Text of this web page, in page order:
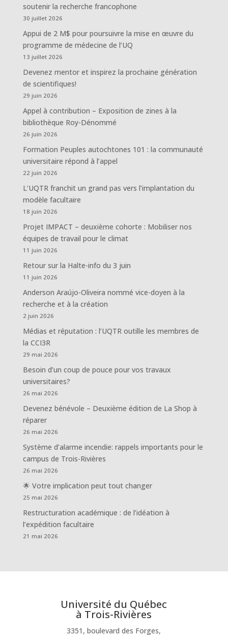
soutenir la recherche francophone
30 juillet 2026
Appui de 2 M$ pour poursuivre la mise en œuvre du
programme de médecine de l’UQ
13 juillet 2026
Devenez mentor et inspirez la prochaine génération
de scientifiques!
29 juin 2026
Appel à contribution – Exposition de zines à la
bibliothèque Roy-Dénommé
26 juin 2026
Formation Peuples autochtones 101 : la communauté
universitaire répond à l’appel
22 juin 2026
L’UQTR franchit un grand pas vers l’implantation du
modèle facultaire
18 juin 2026
Projet IMPACT – deuxième cohorte : Mobiliser nos
équipes de travail pour le climat
11 juin 2026
Retour sur la Halte-info du 3 juin
11 juin 2026
Anderson Araújo-Oliveira nommé vice-doyen à la
recherche et à la création
2 juin 2026
Médias et réputation : l’UQTR outille les membres de
la CCI3R
29 mai 2026
Besoin d’un coup de pouce pour vos travaux
universitaires?
26 mai 2026
Devenez bénévole – Deuxième édition de La Shop à
réparer
26 mai 2026
Système d’alarme incendie: rappels importants pour le
campus de Trois-Rivières
26 mai 2026
🌟 Votre implication peut tout changer
25 mai 2026
Restructuration académique : de l’idéation à
l’expédition facultaire
21 mai 2026
Université du Québec
à Trois-Rivières
3351, boulevard des Forges,